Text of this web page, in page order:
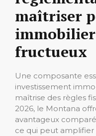
maîtriser
fructueux
Une composante
investissement
maîtrise des règles
2026, le Montana
avantageux
ce qui peut